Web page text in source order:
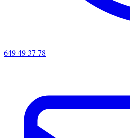
649 49 37 78